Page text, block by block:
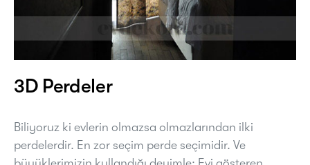
3D Perdeler
Biliyoruz ki evlerin olmazsa olmazlarından ilki
perdelerdir. En zor seçim perde seçimidir. Ve